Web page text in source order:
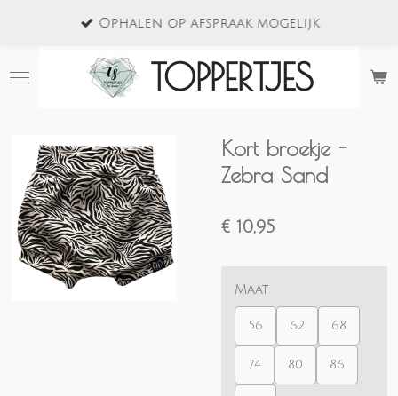
de
TOPPERTJES
Ophalen op afspraak mogelijk
Kort broekje -
Zebra Sand
€ 10,95
Maat
56 62 68
74 80 86